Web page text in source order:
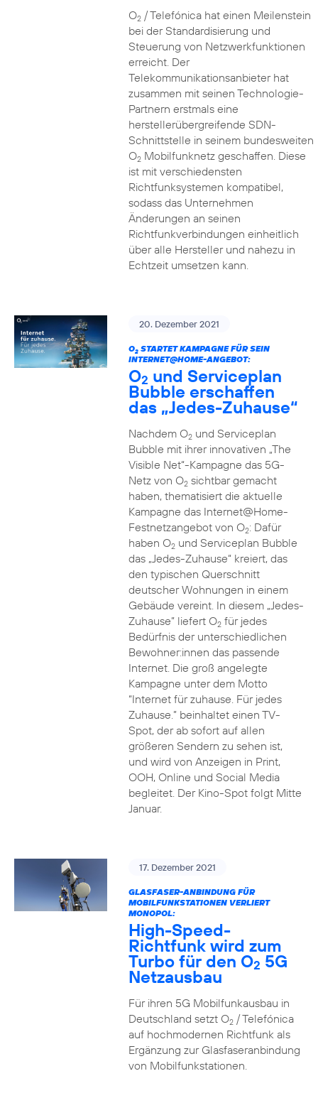
O2/ Telefónica hat einen Meilenstein
bei der Standardisierung und
Steuerung von Netzwerkfunktionen
erreicht. Der
Telekommunikationsanbieter hat
zusammen mit seinen Technologie-
Partnern erstmals eine
herstellerübergreifende SDN-
Schnittstelle in seinem bundesweiten
O2Mobilfunknetz geschaffen. Diese
ist mit verschiedensten
Richtfunksystemen kompatibel,
sodass das Unternehmen
Änderungen an seinen
Richtfunkverbindungen einheitlich
über alle Hersteller und nahezu in
Echtzeit umsetzen kann.
20. Dezember 2021
O2STARTET KAMPAGNE FÜR SEIN
INTERNET@HOME-ANGEBOT:
O2 und Serviceplan
Bubble erschaffen
das „Jedes-Zuhause“
Nachdem O2und Serviceplan
Bubble mit ihrer innovativen „The
Visible Net“-Kampagne das 5G-
Netz von O2sichtbar gemacht
haben, thematisiert die aktuelle
Kampagne das Internet@Home-
Festnetzangebot von O2: Dafür
haben O2und Serviceplan Bubble
das „Jedes-Zuhause“ kreiert, das
den typischen Querschnitt
deutscher Wohnungen in einem
Gebäude vereint. In diesem „Jedes-
Zuhause” liefert O2für jedes
Bedürfnis der unterschiedlichen
Bewohner:innen das passende
Internet. Die groß angelegte
Kampagne unter dem Motto
“Internet für zuhause. Für jedes
Zuhause.” beinhaltet einen TV-
Spot, der ab sofort auf allen
größeren Sendern zu sehen ist,
und wird von Anzeigen in Print,
OOH, Online und Social Media
begleitet. Der Kino-Spot folgt Mitte
Januar.
17. Dezember 2021
GLASFASER-ANBINDUNG FÜR
MOBILFUNKSTATIONEN VERLIERT
MONOPOL:
High-Speed-
Richtfunk wird zum
Turbo für den O2 5G
Netzausbau
Für ihren 5G Mobilfunkausbau in
Deutschland setzt O2/ Telefónica
auf hochmodernen Richtfunk als
Ergänzung zur Glasfaseranbindung
von Mobilfunkstationen.